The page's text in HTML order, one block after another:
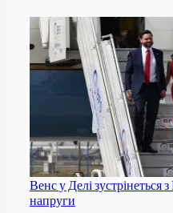
Венс у Делі зустрінеться
напруги